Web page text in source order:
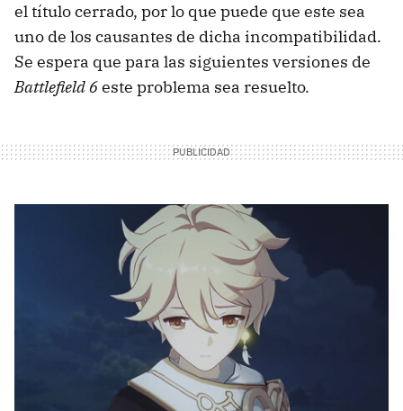
el título cerrado, por lo que puede que este sea
uno de los causantes de dicha incompatibilidad.
Se espera que para las siguientes versiones de
Battlefield 6este problema sea resuelto.